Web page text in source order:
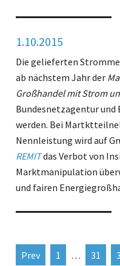
1.10.2015
Die gelieferten
ab nächstem Jahr der
Großhandel mit Strom
Bundesnetzagentur
werden. Bei
Nennleistung wird auf
REMITdas Verbot von
Marktmanipulation
und fairen
Prev 1 … 31